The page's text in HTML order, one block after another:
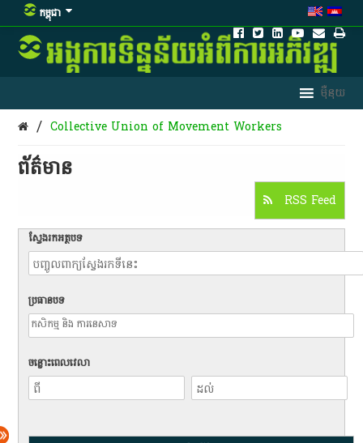
កម្ពុជា
/ Collective Union of Movement Workers
ព័ត៌មាន​
RSS Feed
ស្វែងរកអត្ថបទ
ប្រធានបទ
ចន្លោះពេលវេលា